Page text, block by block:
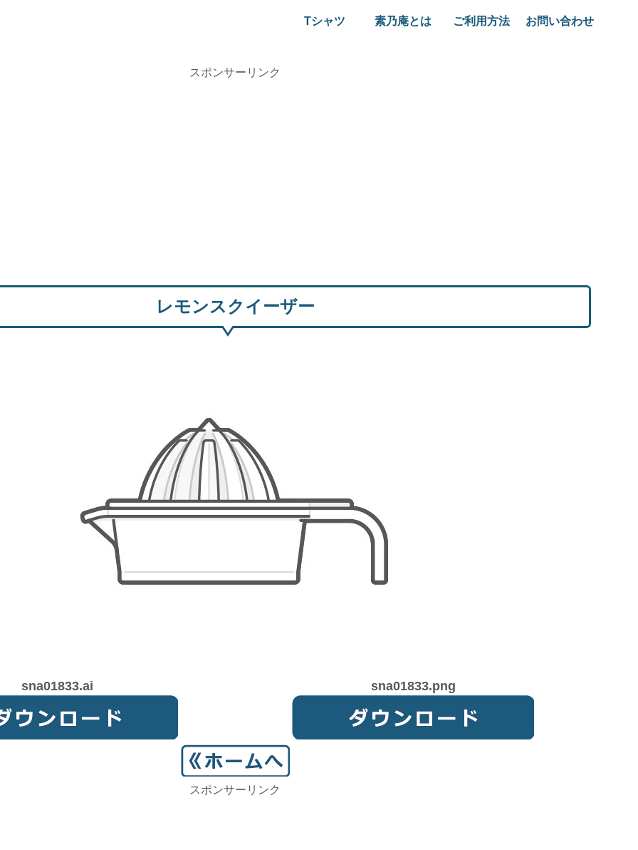
Tシャツ 素乃庵とは ご利用方法 お問い合わせ
スポンサーリンク
レモンスクイーザー
sna01833.ai sna01833.png
スポンサーリンク